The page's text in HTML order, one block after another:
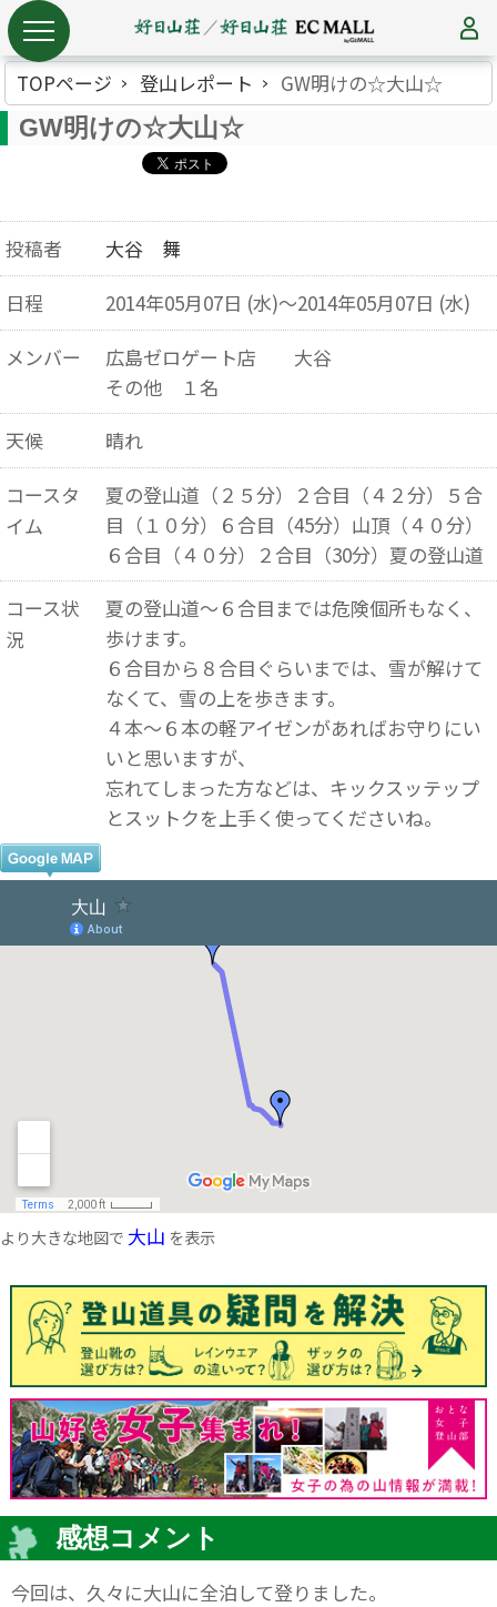
TOPページ 登山レポート GW明けの☆大山☆
GW明けの☆大山☆
投稿者
大谷 舞
日程
2014年05月07日 (水)～2014年05月07日 (水)
メンバー
広島ゼロゲート店 大谷
その他 １名
天候
晴れ
コースタ
イム
夏の登山道（２５分）２合目（４２分）５合
目（１０分）６合目（45分）山頂（４０分）
６合目（４０分）２合目（30分）夏の登山道
コース状
況
夏の登山道～６合目までは危険個所もなく、
歩けます。
６合目から８合目ぐらいまでは、雪が解けて
なくて、雪の上を歩きます。
４本～６本の軽アイゼンがあればお守りにい
いと思いますが、
忘れてしまった方などは、キックスッテップ
とスットクを上手く使ってくださいね。
より大きな地図で 大山 を表示
感想コメント
今回は、久々に大山に全泊して登りました。